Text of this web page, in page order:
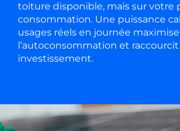
toiture disponible, mais sur votre
consommation. Une puissance
usages réels en journée maximise
l’autoconsommation et
investissement.